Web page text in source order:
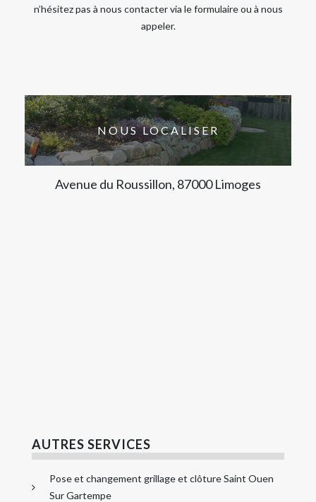
n’hésitez pas à nous contacter via le formulaire ou à nous
appeler.
NOUS LOCALISER
Avenue du Roussillon, 87000 Limoges
AUTRES SERVICES
Pose et changement grillage et clôture Saint Ouen
Sur Gartempe